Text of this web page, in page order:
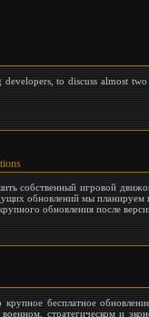
developers, to discuss almost
собственный игровой
обновлений мы планируем
обновления после
бесплатное
стратегическом и